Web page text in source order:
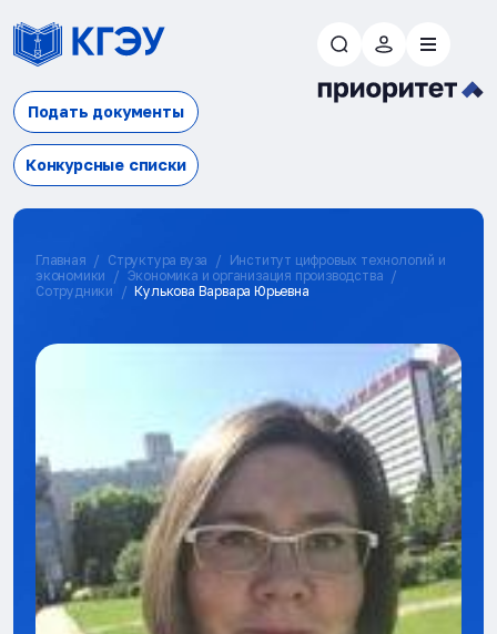
Подать документы
Конкурсные списки
Главная Структура вуза
Институт цифровых технологий и
экономики
Экономика и организация производства
Сотрудники
Кулькова Варвара Юрьевна